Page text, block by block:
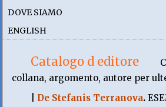
DOVE SIAMO
ENGLISH
Catalogo d editore
collana, argomento, autore per
De Stefanis Terranova.